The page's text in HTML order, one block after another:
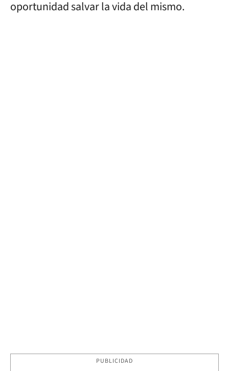
oportunidad salvar la vida del mismo.
PUBLICIDAD